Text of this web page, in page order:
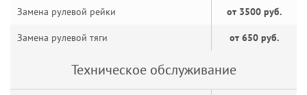
Замена рулевой рейки от 3500 руб.
Замена рулевой тяги от 650 руб.
Техническое обслуживание